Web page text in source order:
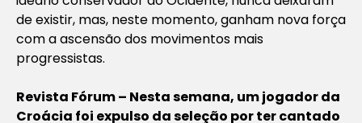
de existir, mas, neste momento, ganham nova força
com a ascensão dos movimentos mais
progressistas.
Revista Fórum – Nesta semana, um jogador da
Croácia foi expulso da seleção por ter cantado